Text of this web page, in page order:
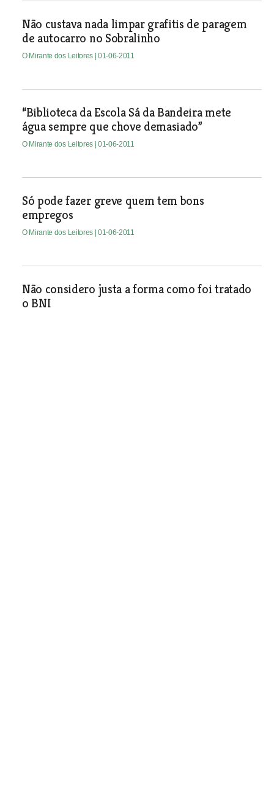
Não custava nada limpar grafitis de paragem
de autocarro no Sobralinho
O Mirante dos Leitores | 01-06-2011
“Biblioteca da Escola Sá da Bandeira mete
água sempre que chove demasiado”
O Mirante dos Leitores | 01-06-2011
Só pode fazer greve quem tem bons
empregos
O Mirante dos Leitores | 01-06-2011
Não considero justa a forma como foi tratado
o BNI